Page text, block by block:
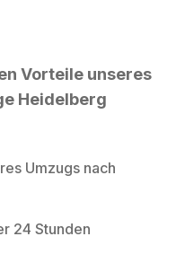
Vorteile unseres
Heidelberg
Umzugs nach
24 Stunden